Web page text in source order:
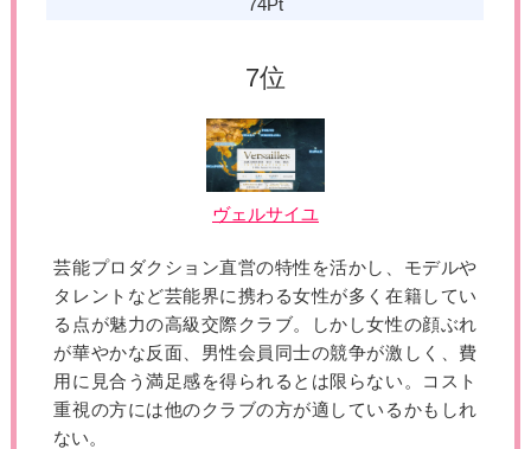
74Pt
ヴェルサイユ
芸能プロダクション直営の特性を活かし、モデルや
タレントなど芸能界に携わる女性が多く在籍してい
る点が魅力の高級交際クラブ。しかし女性の顔ぶれ
が華やかな反面、男性会員同士の競争が激しく、費
用に見合う満足感を得られるとは限らない。コスト
重視の方には他のクラブの方が適しているかもしれ
ない。